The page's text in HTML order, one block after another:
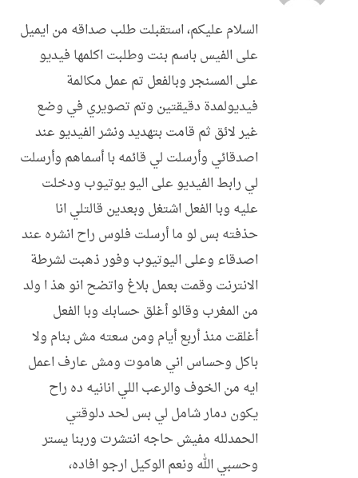
السلام عليكم، استقبلت طلب صداقه من ايميل
على الفيس باسم بنت وطلبت اكلمها فيديو
على المسنجر وبالفعل تم عمل مكالمة
فيديولمدة دقيقتين وتم تصويري في وضع
غير لائق ثم قامت بتهديد ونشر الفيديو عند
اصدقائي وأرسلت لي قائمه با أسماهم وأرسلت
لي رابط الفيديو على اليو يوتيوب ودخلت
عليه وبا الفعل اشتغل وبعدين قالتلي انا
حذفته بس لو ما أرسلت فلوس راح انشره عند
اصدقاء وعلى اليوتيوب وفور ذهبت لشرطة
الانترنت وقمت بعمل بلاغ واتضح انو هذ ا ولد
من المغرب وقالو أغلق حسابك وبا الفعل
أغلقت منذ أربع أيام ومن سعته مش بنام ولا
باكل وحساس اني هاموت ومش عارف اعمل
ايه من الخوف والرعب اللي انانيه ده راح
يكون دمار شامل لي بس لحد دلوقتي
الحمدلله مفيش حاجه انتشرت وربنا يستر
وحسبي الله ونعم الوكيل ارجو افاده،